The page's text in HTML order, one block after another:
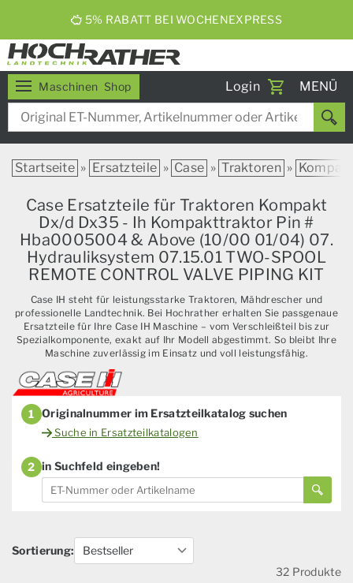
5% RABATT BEI WOCHENEXPRESS
Maschinen Shop Login
Toggle
MENÜ
Startseite » Ersatzteile » Case » Traktoren »
Case Ersatzteile für Traktoren Kompakt
Dx/d Dx35 - Ih Kompakttraktor Pin #
Hba0005004 & Above (10/00 01/04) 07.
Hydrauliksystem 07.15.01 TWO-SPOOL
REMOTE CONTROL VALVE PIPING KIT
Case IH steht für leistungsstarke Traktoren, Mähdrescher und
professionelle Landtechnik. Bei Hochrather erhalten Sie passgenaue
Ersatzteile für Ihre Case IH Maschine – vom Verschleißteil bis zur
Spezialkomponente, exakt auf Ihr Modell abgestimmt. So bleibt Ihre
Maschine zuverlässig im Einsatz und voll leistungsfähig.
1 Originalnummer im Ersatzteilkatalog suchen
Suche in Ersatzteilkatalogen
2 in Suchfeld eingeben!
Sortierung:
32 Produkte